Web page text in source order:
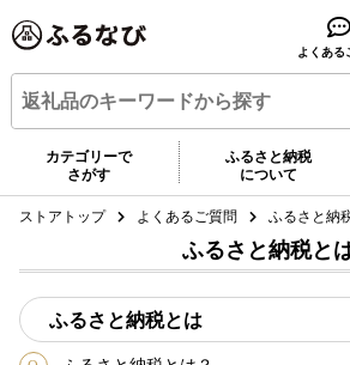
ストアトップ よくあるご質問 ふるさと納
ふるさと納税と
ふるさと納税とは